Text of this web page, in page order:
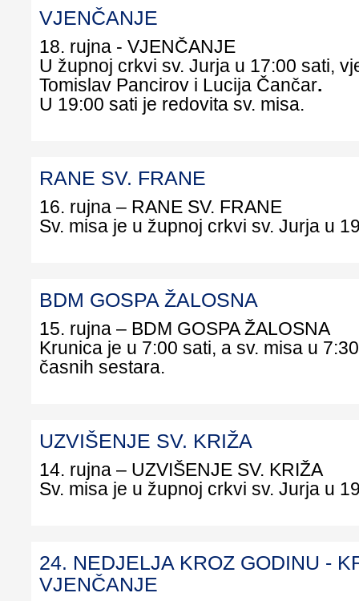
VJENČANJE
18. rujna - VJENČANJE
U župnoj crkvi sv. Jurja u 17:00 sati,
Tomislav Pancirov i Lucija Čančar.
U 19:00 sati je redovita sv.
RANE SV. FRANE
16. rujna – RANE SV.
Sv. misa je u župnoj crkvi sv. Jurja u
BDM GOSPA ŽALOSNA
15. rujna – BDM GOSPA
Krunica je u 7:00 sati, a sv. misa u
časnih sestara.
UZVIŠENJE SV. KRIŽA
14. rujna – UZVIŠENJE SV.
Sv. misa je u župnoj crkvi sv. Jurja u
24. NEDJELJA KROZ GODINU -
VJENČANJE